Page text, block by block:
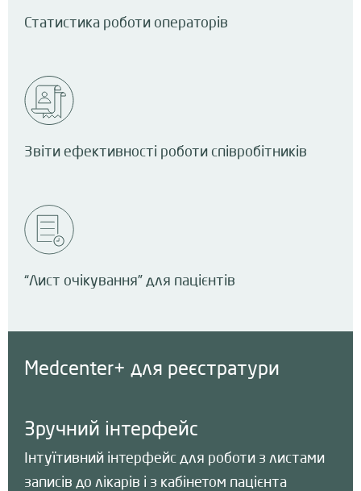
Статистика роботи операторів
Звіти ефективності роботи співробітників
“Лист очікування” для пацієнтів
Medcenter+ для реєстратури
Зручний інтерфейс
Інтуїтивний інтерфейс для роботи з листами
записів до лікарів і з кабінетом пацієнта